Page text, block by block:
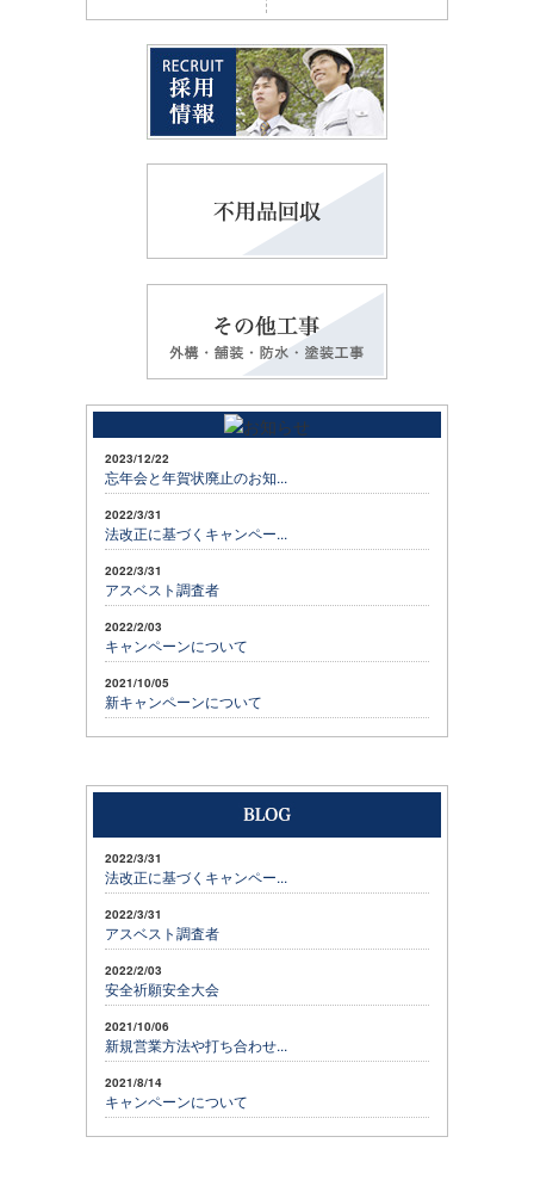
2023/12/22
忘年会と年賀状廃止のお知...
2022/3/31
法改正に基づくキャンペー...
2022/3/31
アスベスト調査者
2022/2/03
キャンペーンについて
2021/10/05
新キャンペーンについて
2022/3/31
法改正に基づくキャンペー...
2022/3/31
アスベスト調査者
2022/2/03
安全祈願安全大会
2021/10/06
新規営業方法や打ち合わせ...
2021/8/14
キャンペーンについて